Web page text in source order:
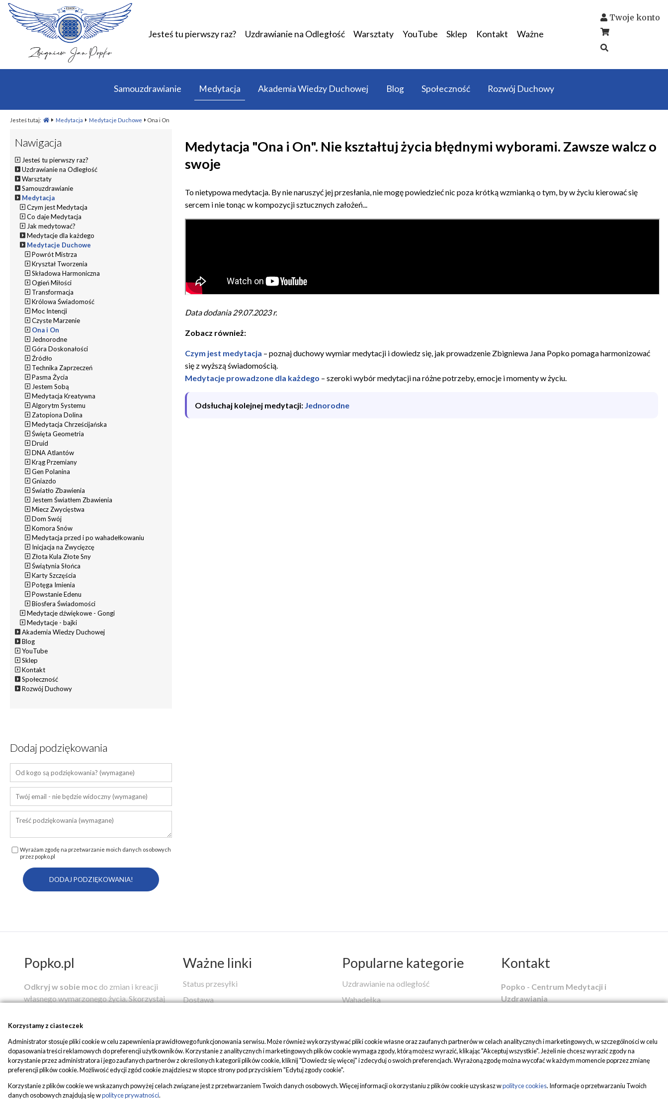
Jesteś tu pierwszy raz? Uzdrawianie na Odległość Warsztaty YouTube Sklep Kontakt Ważne
Twoje konto
Samouzdrawianie Medytacja Akademia Wiedzy Duchowej Blog Społeczność Rozwój Duchowy
Jesteś tutaj: Medytacja Medytacje Duchowe Ona i On
Medytacja "Ona i On". Nie kształtuj życia błędnymi wyborami. Zawsze walcz o
swoje
To nietypowa medytacja. By nie naruszyć jej przesłania, nie mogę powiedzieć nic poza krótką wzmianką o tym, by w życiu kierować się
sercem i nie tonąc w kompozycji sztucznych założeń...
Data dodania 29.07.2023 r.
Zobacz również:
Czym jest medytacja – poznaj duchowy wymiar medytacji i dowiedz się, jak prowadzenie Zbigniewa Jana Popko pomaga harmonizować
się z wyższą świadomością.
Medytacje prowadzone dla każdego – szeroki wybór medytacji na różne potrzeby, emocje i momenty w życiu.
Odsłuchaj kolejnej medytacji: Jednorodne
Nawigacja
Jesteś tu pierwszy raz?
Uzdrawianie na Odległość
Warsztaty
Samouzdrawianie
Medytacja
Czym jest Medytacja
Co daje Medytacja
Jak medytować?
Medytacje dla każdego
Medytacje Duchowe
Powrót Mistrza
Kryształ Tworzenia
Składowa Harmoniczna
Ogień Miłości
Transformacja
Królowa Świadomość
Moc Intencji
Czyste Marzenie
Ona i On
Jednorodne
Góra Doskonałości
Źródło
Technika Zaprzeczeń
Pasma Życia
Jestem Sobą
Medytacja Kreatywna
Algorytm Systemu
Zatopiona Dolina
Medytacja Chrześcijańska
Święta Geometria
Druid
DNA Atlantów
Krąg Przemiany
Gen Polanina
Gniazdo
Światło Zbawienia
Jestem Światłem Zbawienia
Miecz Zwycięstwa
Dom Swój
Komora Snów
Medytacja przed i po wahadełkowaniu
Inicjacja na Zwycięzcę
Złota Kula Złote Sny
Świątynia Słońca
Karty Szczęścia
Potęga Imienia
Powstanie Edenu
Biosfera Świadomości
Medytacje dźwiękowe - Gongi
Medytacje - bajki
Akademia Wiedzy Duchowej
Blog
YouTube
Sklep
Kontakt
Społeczność
Rozwój Duchowy
Dodaj podziękowania
Wyrażam zgodę na przetwarzanie moich danych osobowych
przez popko.pl
Popko.pl
Odkryj w sobie moc do zmian i kreacji
własnego wymarzonego życia.Skorzystaj
duchowegoZbigniewa Jana Popko
pełni szczęścia, które możesz nabyć w
naszym sklepie.
Ważne linki
Status przesyłki
Dostawa
Płatności
Edytuj zgody cookie
Popularne kategorie
Uzdrawianie na odległość
Wahadełka
Medytacje na stres i lęk
Rozwój duchowy - czym jest i jak zacząć?
Kontakt
Popko - Centrum Medytacji i
Uzdrawiania
tel:+48 509 580 042
mail:biuro@popko.pl
Media społecznościowe:
Korzystamy z ciasteczek
Administrator stosuje pliki cookie w celu zapewnienia prawidłowego funkcjonowania serwisu. Może również wykorzystywać pliki cookie własne oraz zaufanych partnerów w celach analitycznych i marketingowych, w szczególności w celu
dopasowania treści reklamowych do preferencji użytkowników. Korzystanie z analitycznych i marketingowych plików cookie wymaga zgody, którą możesz wyrazić, klikając "Akceptuj wszystkie". Jeżeli nie chcesz wyrazić zgody na
korzystanie przez administratora i jego zaufanych partnerów z określonych kategorii plików cookie, kliknij "Dowiedz się więcej" i zdecyduj o swoich preferencjach. Wyrażoną zgodę można wycofać w każdym momencie poprzez zmianę
preferencji plików cookie. Możliwość edycji zgód cookie znajdziesz w stopce strony pod przyciskiem "Edytuj zgody cookie".
Korzystanie z plików cookie we wskazanych powyżej celach związane jest z przetwarzaniem Twoich danych osobowych. Więcej informacji o korzystaniu z plików cookie uzyskasz wpolityce cookies. Informacje o przetwarzaniu Twoich
danych osobowych znajdują się wpolityce prywatności.